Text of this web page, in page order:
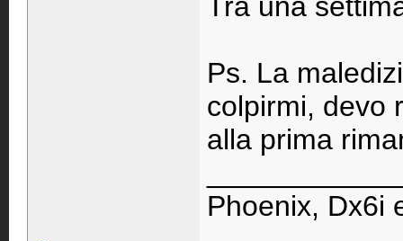
Ps. La
colpirmi, devo
alla prima
Phoenix, Dx6i